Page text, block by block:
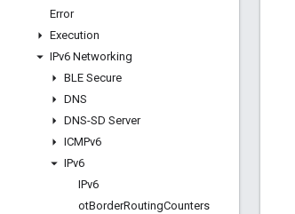
Error
Execution
IPv6 Networking
BLE Secure
DNS
DNS-SD Server
ICMPv6
IPv6
IPv6
otBorderRoutingCounters